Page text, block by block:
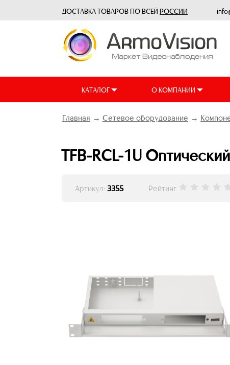
ДОСТАВКА ТОВАРОВ ПО ВСЕЙ РОССИИ
КАТАЛОГ О КОМПАНИИ
Главная → Сетевое оборудование →
TFB-RCL-1U
Артикул: 3355 Рейтинг